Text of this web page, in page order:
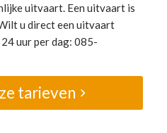
uitvaart. Een uitvaart is
u direct een uitvaart
uur per dag: 085-
tarieven